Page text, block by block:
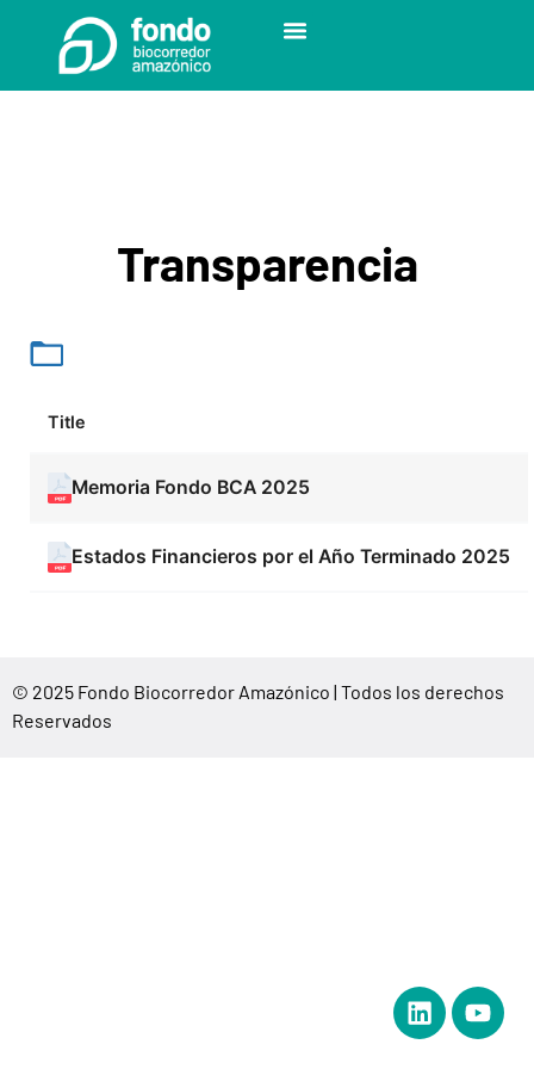
Transparencia
Title
Memoria Fondo BCA 2025
Estados Financieros por el Año Terminado 2025
© 2025 Fondo Biocorredor Amazónico | Todos los derechos
Reservados